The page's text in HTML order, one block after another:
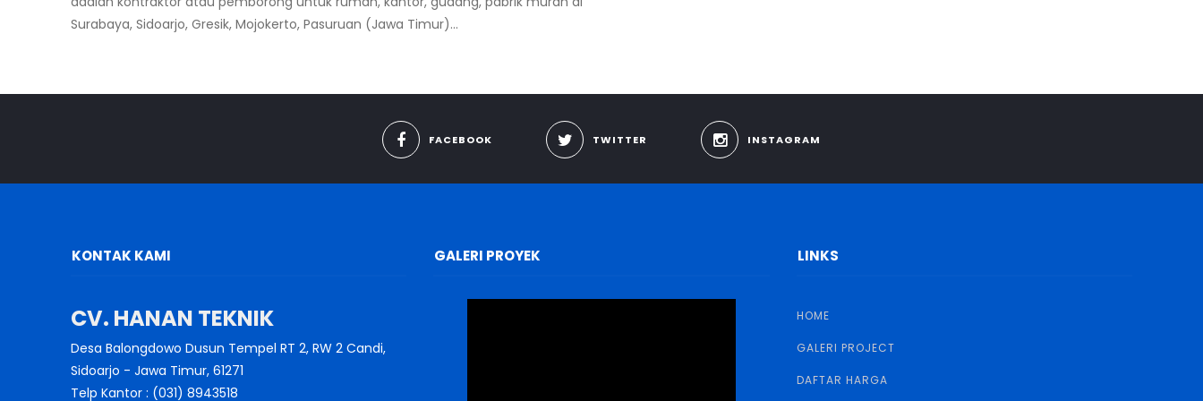
Surabaya, Sidoarjo, Gresik, Mojokerto, Pasuruan (Jawa Timur)...
FACEBOOK TWITTER INSTAGRAM
KONTAK KAMI
CV. HANAN TEKNIK
Desa Balongdowo Dusun Tempel RT 2, RW 2 Candi,
Sidoarjo - Jawa Timur, 61271
Telp Kantor : (031) 8943518
GALERI PROYEK LINKS
HOME
GALERI PROJECT
DAFTAR HARGA